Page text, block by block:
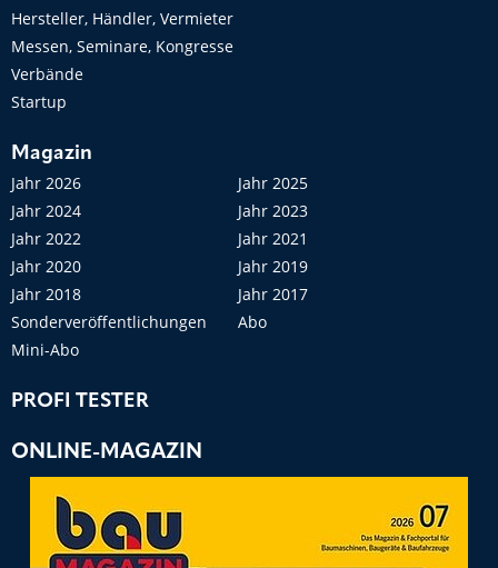
Hersteller, Händler, Vermieter
Messen, Seminare, Kongresse
Verbände
Startup
Magazin
Jahr 2026
Jahr 2025
Jahr 2024
Jahr 2023
Jahr 2022
Jahr 2021
Jahr 2020
Jahr 2019
Jahr 2018
Jahr 2017
Sonderveröffentlichungen
Abo
Mini-Abo
PROFI TESTER
ONLINE-MAGAZIN